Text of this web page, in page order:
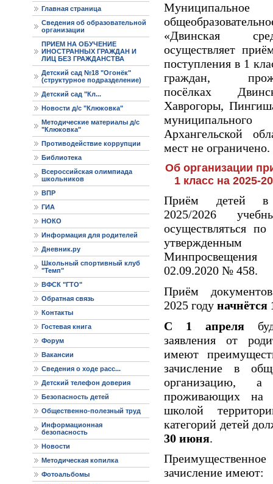
Главная страница
Сведения об образовательной
организации
ПРИЕМ НА ОБУЧЕНИЕ
ИНОСТРАННЫХ ГРАЖДАН И
ЛИЦ БЕЗ ГРАЖДАНСТВА
Детский сад №18 "Огонёк"
(структурное подразделение)
Детский сад "Кл...
Новости д/с "Клюковка"
Методические материалы д/с
"Клюковка"
Противодействие коррупции
Библиотека
Всероссийская олимпиада
школьников
ВПР
ГИА
НОКО
Информация для родителей
Дневник.ру
Школьный спортивный клуб
"Темп"
ВФСК "ГТО"
Обратная связь
Контакты
Гостевая книга
Форум
Вакансии
Сведения о ходе расс...
Детский телефон доверия
Безопасность детей
Общественно-полезный труд
Информационная
безопасность
Новости
Методическая копилка
Фотоальбомы
«Двинская
осуществляет
поступления в 1
граждан,
посёлках
Хаврогоры,
Архангельской
мест не ограничено.
Об организации
1 класс на 2025-
Приём детей
2025/2026
осуществляться
02.09.2020 № 458.
Приём
2025 году начнётся
С 1 апреля
заявления от
имеют
зачисление в
организацию,
проживающих на
школой
категорий детей
30 июня.
зачисление имеют: